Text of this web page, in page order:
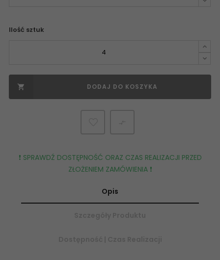
Ilość sztuk
 DODAJ DO KOSZYKA
❗️ SPRAWDŹ DOSTĘPNOŚĆ ORAZ CZAS REALIZACJI PRZED
ZŁOŻENIEM ZAMÓWIENIA ❗️
Opis